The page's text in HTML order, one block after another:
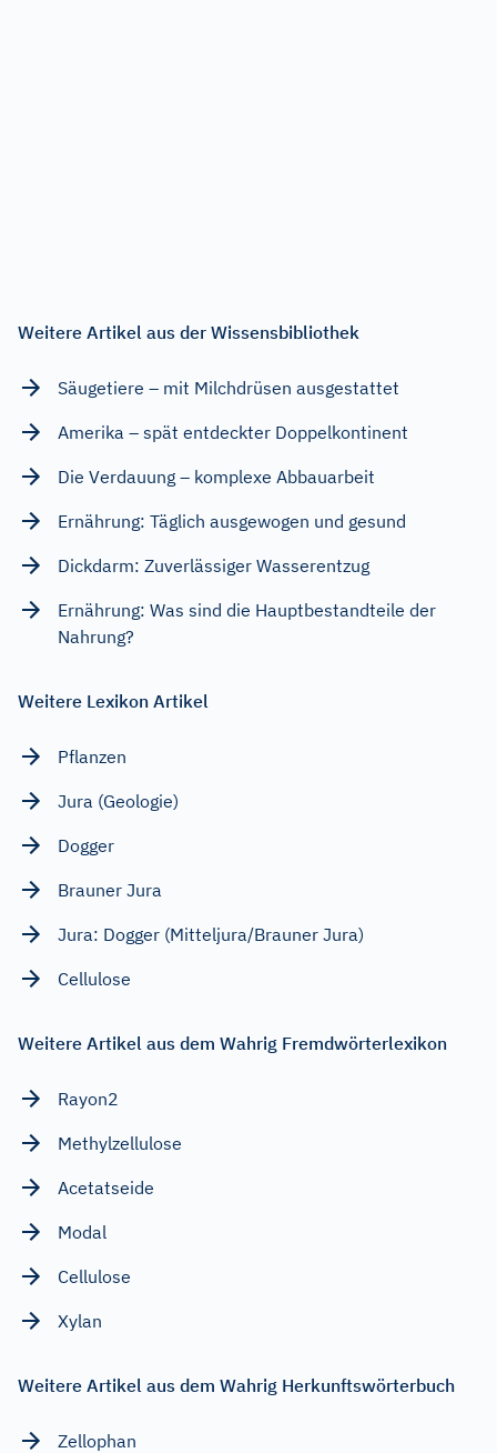
Weitere Artikel aus der Wissensbibliothek
Säugetiere – mit Milchdrüsen ausgestattet
Amerika – spät entdeckter Doppelkontinent
Die Verdauung – komplexe Abbauarbeit
Ernährung: Täglich ausgewogen und gesund
Dickdarm: Zuverlässiger Wasserentzug
Ernährung: Was sind die Hauptbestandteile der
Nahrung?
Weitere Lexikon Artikel
Pflanzen
Jura (Geologie)
Dogger
Brauner Jura
Jura: Dogger (Mitteljura/Brauner Jura)
Cellulose
Weitere Artikel aus dem Wahrig Fremdwörterlexikon
Rayon2
Methylzellulose
Acetatseide
Modal
Cellulose
Xylan
Weitere Artikel aus dem Wahrig Herkunftswörterbuch
Zellophan